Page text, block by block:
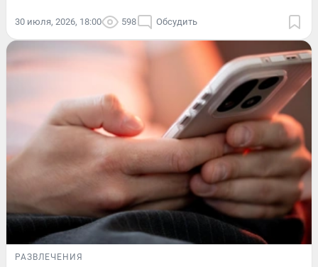
30 июля, 2026, 18:00 598 Обсудить
РАЗВЛЕЧЕНИЯ